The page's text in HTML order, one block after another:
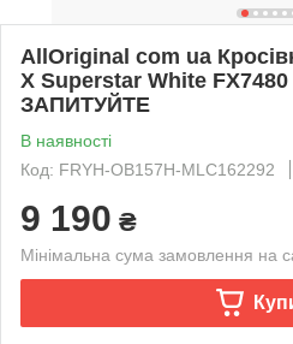
AllOriginal com ua
X Superstar White
ЗАПИТУЙТЕ
В наявності
Код: FRYH-OB157H-MLC162292
9 190 ₴
Мінімальна сума замовлення на